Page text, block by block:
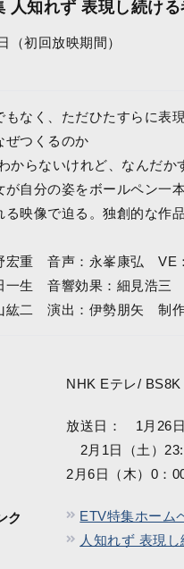
人知れず 表現し続け
（初回放映期間）
もなく、ただひたすらに表
ぜつくるのか
からないけれど、なんだ
が自分の姿をボールペン一
る映像で迫る。独創的な作
宏重 音声：永峯康弘 VE
一生 音響効果：細見浩三
紘二 演出：伊勢朋矢 制
NHK Eテレ/ BS8K
放送日： 1月26
2月1日（土）
2月6日（木）0：
ク
ETV特集ホーム
人知れず 表現